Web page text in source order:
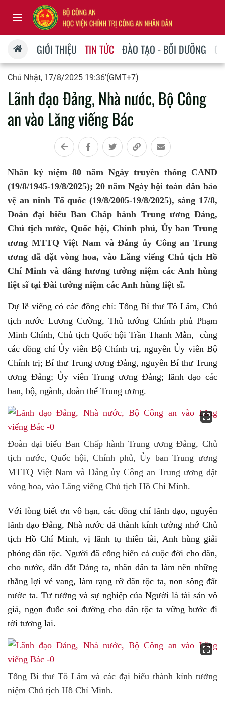
GIỚI THIỆU TIN TỨC ĐÀO TẠO - BỒI DƯỠNG
Chủ Nhật, 17/8/2025 19:36'(GMT+7)
Lãnh đạo Đảng, Nhà nước, Bộ Công
an vào Lăng viếng Bác
Nhân kỷ niệm 80 năm Ngày truyền thống CAND
(19/8/1945-19/8/2025); 20 năm Ngày hội toàn dân bảo
vệ an ninh Tổ quốc (19/8/2005-19/8/2025), sáng 17/8,
Đoàn đại biểu Ban Chấp hành Trung ương Đảng,
Chủ tịch nước, Quốc hội, Chính phủ, Ủy ban Trung
ương MTTQ Việt Nam và Đảng ủy Công an Trung
ương đã đặt vòng hoa, vào Lăng viếng Chủ tịch Hồ
Chí Minh và dâng hương tưởng niệm các Anh hùng
liệt sĩ tại Đài tưởng niệm các Anh hùng liệt sĩ.
Dự lễ viếng có các đồng chí: Tổng Bí thư Tô Lâm, Chủ
tịch nước Lương Cường, Thủ tướng Chính phủ Phạm
Minh Chính, Chủ tịch Quốc hội Trần Thanh Mẫn, cùng
các đồng chí Ủy viên Bộ Chính trị, nguyên Ủy viên Bộ
Chính trị; Bí thư Trung ương Đảng, nguyên Bí thư Trung
ương Đảng; Ủy viên Trung ương Đảng; lãnh đạo các
ban, bộ, ngành, đoàn thể Trung ương.
Đoàn đại biểu Ban Chấp hành Trung ương Đảng, Chủ
tịch nước, Quốc hội, Chính phủ, Ủy ban Trung ương
MTTQ Việt Nam và Đảng ủy Công an Trung ương đặt
vòng hoa, vào Lăng viếng Chủ tịch Hồ Chí Minh.
Với lòng biết ơn vô hạn, các đồng chí lãnh đạo, nguyên
lãnh đạo Đảng, Nhà nước đã thành kính tưởng nhớ Chủ
tịch Hồ Chí Minh, vị lãnh tụ thiên tài, Anh hùng giải
phóng dân tộc. Người đã cống hiến cả cuộc đời cho dân,
cho nước, dẫn dắt Đảng ta, nhân dân ta làm nên những
thắng lợi vẻ vang, làm rạng rỡ dân tộc ta, non sông đất
nước ta. Tư tưởng và sự nghiệp của Người là tài sản vô
giá, ngọn đuốc soi đường cho dân tộc ta vững bước đi
tới tương lai.
Tổng Bí thư Tô Lâm và các đại biểu thành kính tưởng
niệm Chủ tịch Hồ Chí Minh.